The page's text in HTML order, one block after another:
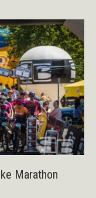
Marathon